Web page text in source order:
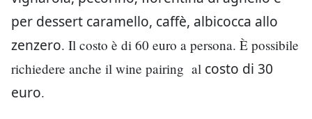
per dessert caramello, caffè, albicocca allo
zenzero. Il costo è di 60 euro a persona. È possibile
richiedere anche il wine pairing al costo di 30
euro.